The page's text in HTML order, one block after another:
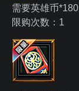
需要英雄币*180
限购次数：1